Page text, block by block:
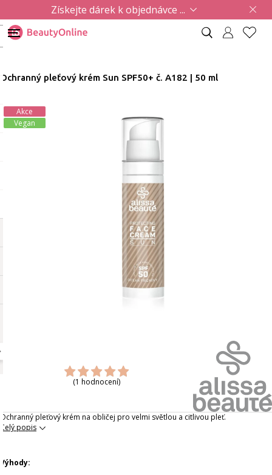
Získejte dárek k objednávce ...
Ochranný pleťový krém Sun SPF50+ č. A182 | 50 ml
Akce
Vegan
(1 hodnocení)
Ochranný pleťový krém na obličej pro velmi světlou a citlivou pleť.
Celý popis
Výhody: